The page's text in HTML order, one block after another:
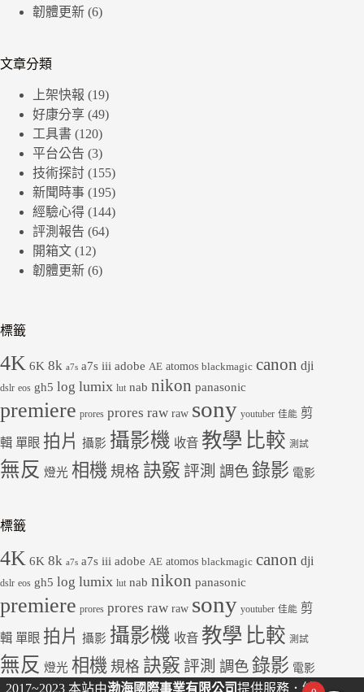
韌體更新 (6)
文章分類
上架快報 (19)
好康分享 (49)
工具書 (120)
平台公告 (3)
技術探討 (155)
新聞時事 (195)
經驗心得 (144)
評測報告 (64)
開箱文 (12)
韌體更新 (6)
標籤
4K 6K 8k a7s a7s iii adobe AE atomos blackmagic canon dji
dslr eos gh5 log lumix lut nab nikon panasonic
premiere prores prores raw raw sony youtuber 佳能 剪
輯 單眼 拍片 攝影 攝影機 收音 教學 比較 測試
無反 燈光 相機 規格 訣竅 評測 調色 錄影 電影
標籤
4K 6K 8k a7s a7s iii adobe AE atomos blackmagic canon dji
dslr eos gh5 log lumix lut nab nikon panasonic
premiere prores prores raw raw sony youtuber 佳能 剪
輯 單眼 拍片 攝影 攝影機 收音 教學 比較 測試
無反 燈光 相機 規格 訣竅 評測 調色 錄影 電影
2017~2023 本站由渤海國際事業有限公司提供服務．統